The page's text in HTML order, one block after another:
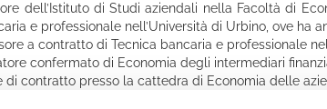
dell’Istituto di Studi aziendali nella Facoltà di
e professionale nell’Università di Urbino, ove ha
a contratto di Tecnica bancaria e professionale
confermato di Economia degli intermediari
di contratto presso la cattedra di Economia delle